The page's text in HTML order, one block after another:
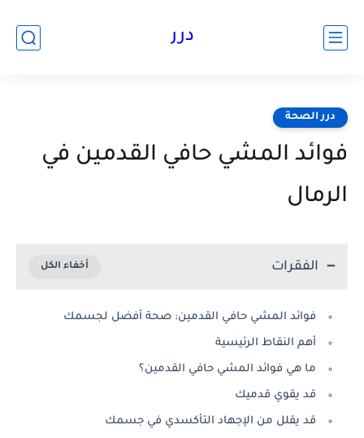
درر
درر الصحة
فوائد المشي حافي القدمين في
الرمال
الفقرات
فوائد المشي حافي القدمين: صحة أفضل لجسمك
أهم النقاط الرئيسية
ما هي فوائد المشي حافي القدمين؟
قد يقوي قدميك
قد يقلل من الإجهاد التأكسدي في جسمك